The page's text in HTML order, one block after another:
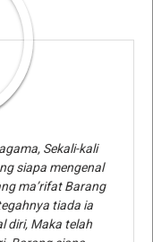
Sekali-kali
siapa mengenal
ma’rifat Barang
tiada ia
diri, Maka telah